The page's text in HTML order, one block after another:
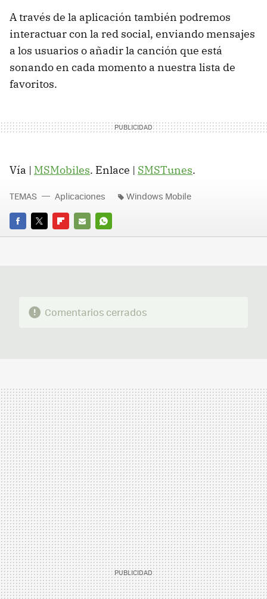
A través de la aplicación también podremos
interactuar con la red social, enviando mensajes
a los usuarios o añadir la canción que está
sonando en cada momento a nuestra lista de
favoritos.
Vía | MSMobiles. Enlace | SMSTunes.
FACEBOOK
TWITTERFLIPBOARD
E-
WHATSAPP
TEMAS Aplicaciones Windows Mobile
Comentarios cerrados